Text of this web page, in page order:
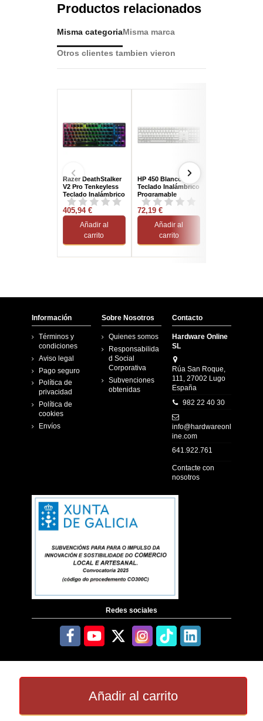
Añadir al carrito
Productos relacionados
Misma categoriaMisma marca
Otros clientes tambien vieron
Razer DeathStalker
V2 Pro Tenkeyless
Teclado Inalámbrico
Gaming RGB
Switch Linear...
405,94 €
Añadir al
carrito
HP 450 Blanco
Teclado Inalámbrico
Programable
72,19 €
Añadir al
carrito
Información
Términos y
condiciones
Aviso legal
Pago seguro
Política de
privacidad
Política de
cookies
Envíos
Sobre Nosotros
Quienes somos
Responsabilida
d Social
Corporativa
Subvenciones
obtenidas
Contacto
Hardware Online
SL
Rúa San Roque,
111, 27002 Lugo
España
982 22 40 30
info@hardwareonl
ine.com
641.922.761
Contacte con
nosotros
Redes sociales